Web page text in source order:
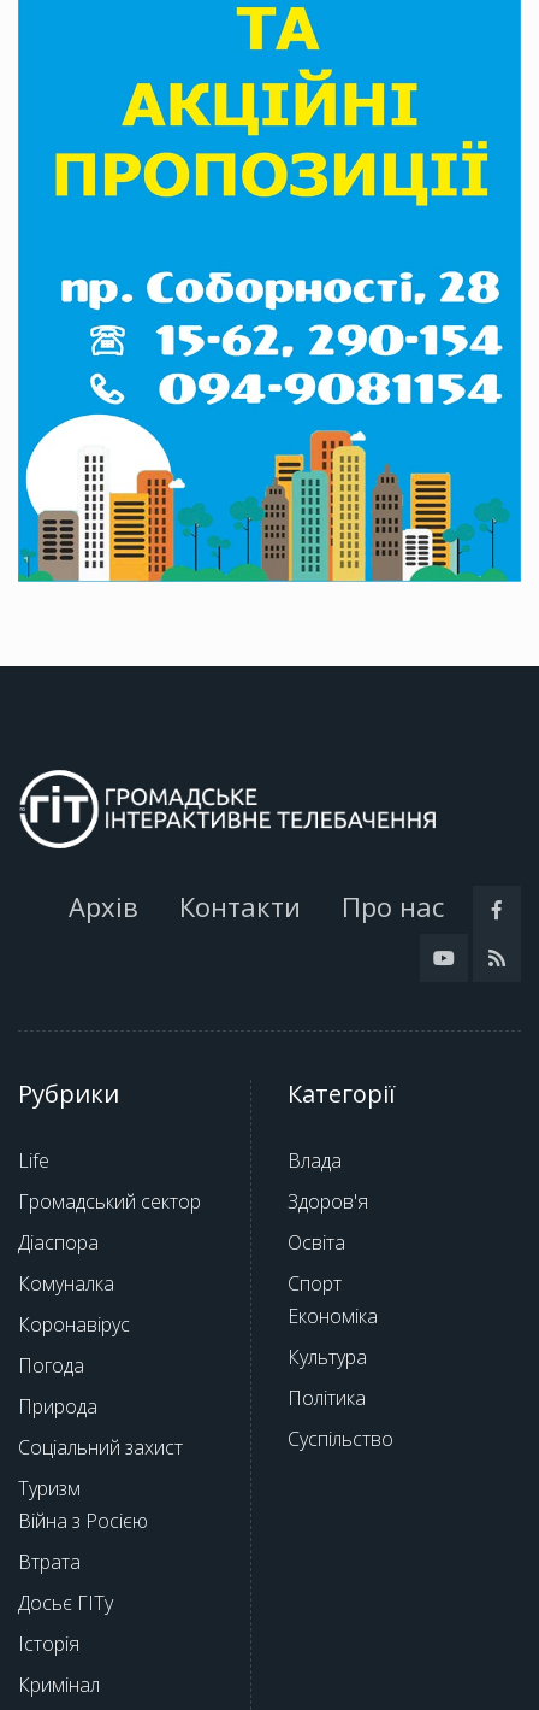
Архів Контакти Про нас
Рубрики
Life
Громадський сектор
Діаспора
Комуналка
Коронавірус
Погода
Природа
Соціальний захист
Туризм
Війна з Росією
Втрата
Досьє ГІТу
Історія
Кримінал
Категорії
Влада
Здоров'я
Освіта
Спорт
Економіка
Культура
Політика
Суспільство